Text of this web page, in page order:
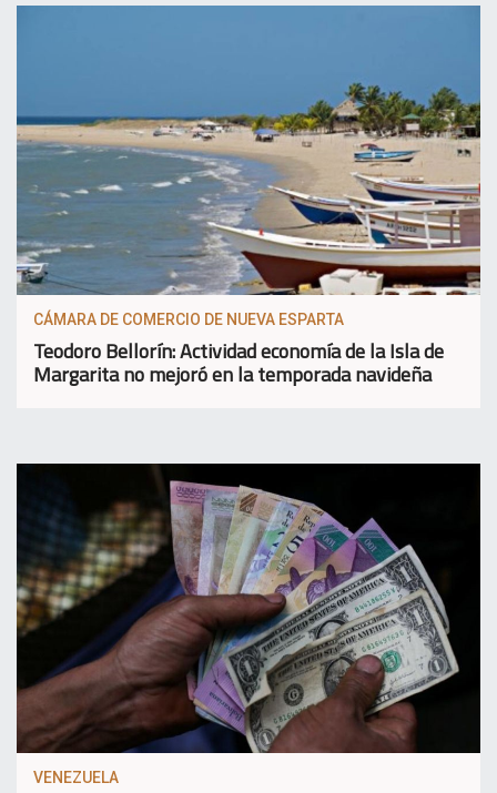
CÁMARA DE COMERCIO DE NUEVA ESPARTA
Teodoro Bellorín: Actividad economía de la Isla de
Margarita no mejoró en la temporada navideña
VENEZUELA